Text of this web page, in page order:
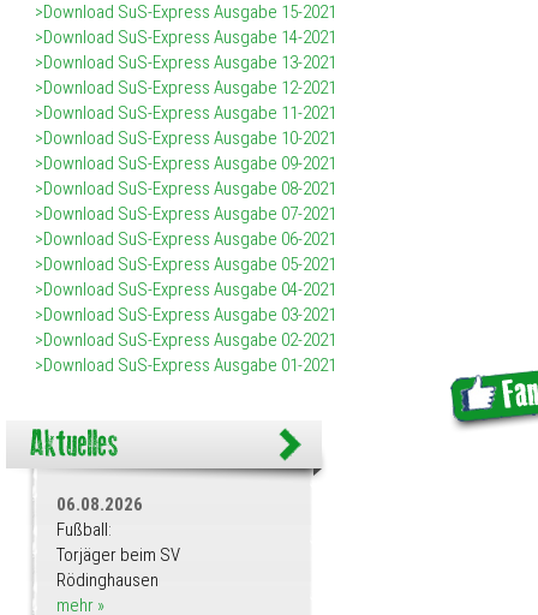
>Download SuS-Express Ausgabe 15-2021
>Download SuS-Express Ausgabe 14-2021
>Download SuS-Express Ausgabe 13-2021
>Download SuS-Express Ausgabe 12-2021
>Download SuS-Express Ausgabe 11-2021
>Download SuS-Express Ausgabe 10-2021
>Download SuS-Express Ausgabe 09-2021
>Download SuS-Express Ausgabe 08-2021
>Download SuS-Express Ausgabe 07-2021
>Download SuS-Express Ausgabe 06-2021
>Download SuS-Express Ausgabe 05-2021
>Download SuS-Express Ausgabe 04-2021
>Download SuS-Express Ausgabe 03-2021
>Download SuS-Express Ausgabe 02-2021
>Download SuS-Express Ausgabe 01-2021
06.08.2026
Fußball:
Torjäger beim SV
Rödinghausen
mehr »